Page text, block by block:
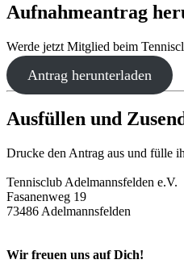
Aufnahmeantrag
Werde jetzt Mitglied beim
Antrag herunterladen
Ausfüllen und
Drucke den Antrag aus und fülle
Tennisclub Adelmannsfelden e.V.
Fasanenweg 19
73486 Adelmannsfelden
Wir freuen uns auf Dich!